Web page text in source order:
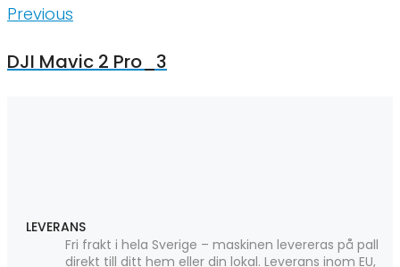
Inläggsnavigering
Previous
Previous
DJI Mavic 2 Pro_3
LEVERANS
Fri frakt i hela Sverige – maskinen levereras på pall
direkt till ditt hem eller din lokal. Leverans inom EU,